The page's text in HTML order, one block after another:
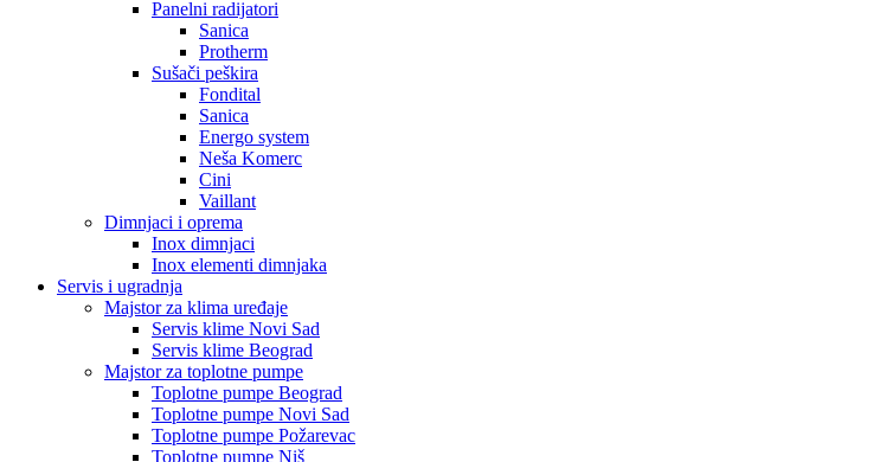
Panelni radijatori
Sanica
Protherm
Sušači peškira
Fondital
Sanica
Energo system
Neša Komerc
Cini
Vaillant
Dimnjaci i oprema
Inox dimnjaci
Inox elementi dimnjaka
Servis i ugradnja
Majstor za klima uređaje
Servis klime Novi Sad
Servis klime Beograd
Majstor za toplotne pumpe
Toplotne pumpe Beograd
Toplotne pumpe Novi Sad
Toplotne pumpe Požarevac
Toplotne pumpe Niš